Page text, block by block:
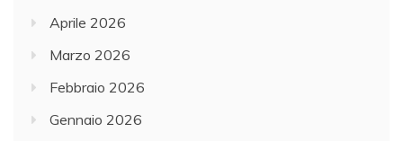
Aprile 2026
Marzo 2026
Febbraio 2026
Gennaio 2026